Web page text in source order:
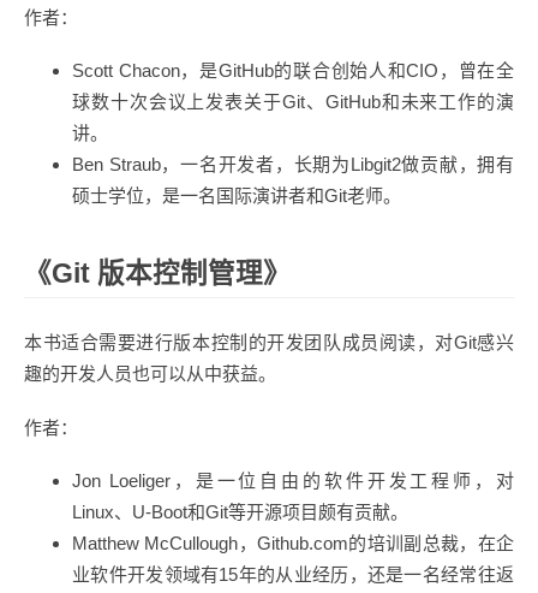
作者：
Scott Chacon，是GitHub的联合创始人和CIO，曾在全
球数十次会议上发表关于Git、GitHub和未来工作的演
讲。
Ben Straub，一名开发者，长期为Libgit2做贡献，拥有
硕士学位，是一名国际演讲者和Git老师。
《Git 版本控制管理》
本书适合需要进行版本控制的开发团队成员阅读，对Git感兴
趣的开发人员也可以从中获益。
作者：
Jon Loeliger，是一位自由的软件开发工程师，对
Linux、U-Boot和Git等开源项目颇有贡献。
Matthew McCullough，Github.com的培训副总裁，在企
业软件开发领域有15年的从业经历，还是一名经常往返